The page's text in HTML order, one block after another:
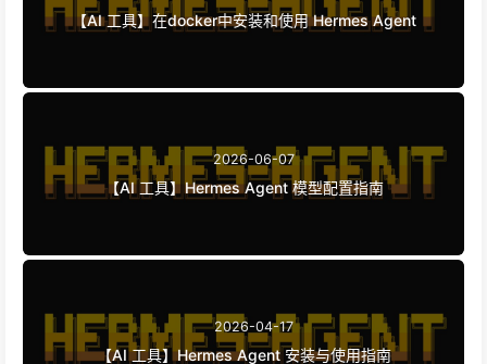
【AI 工具】在docker中安装和使用 Hermes Agent
2026-06-07
【AI 工具】Hermes Agent 模型配置指南
2026-04-17
【AI 工具】Hermes Agent 安装与使用指南